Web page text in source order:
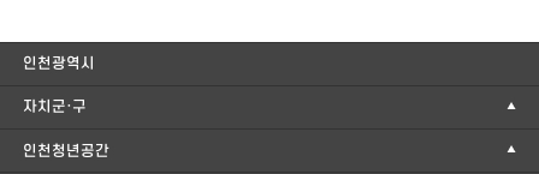
인천광역시
자치군·구
인천청년공간